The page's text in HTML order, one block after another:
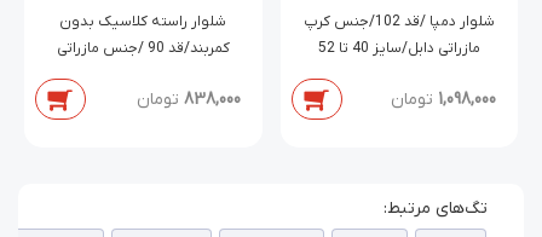
شلوار دمپا /قد 102/جنس کرپ
مازراتی دابل/سایز 40 تا 52
1,098,000 تومان
شلوار راسته کلاسیک بدون
کمربند/قد 90 /جنس مازراتی
838,000 تومان